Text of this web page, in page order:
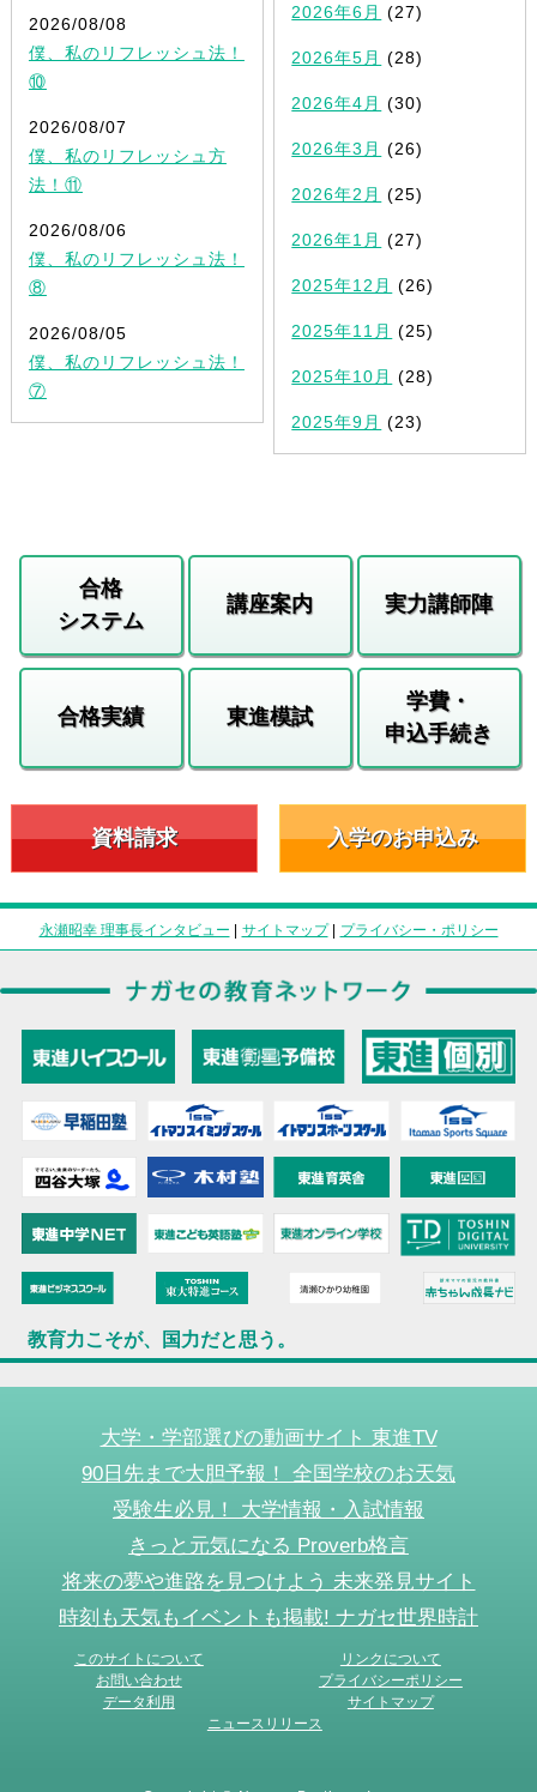
2026/08/08
僕、私のリフレッシュ法！
⑩
2026/08/07
僕、私のリフレッシュ方
法！⑪
2026/08/06
僕、私のリフレッシュ法！
⑧
2026/08/05
僕、私のリフレッシュ法！
⑦
2026年6月 (27)
2026年5月 (28)
2026年4月 (30)
2026年3月 (26)
2026年2月 (25)
2026年1月 (27)
2025年12月 (26)
2025年11月 (25)
2025年10月 (28)
2025年9月 (23)
合格
システム
講座案内 実力講師陣
合格実績 東進模試
学費・
申込手続き
資料請求 入学のお申込み
永瀬昭幸 理事長インタビュー | サイトマップ| プライバシー・ポリシー
教育力こそが、国力だと思う。
大学・学部選びの動画サイト 東進TV
90日先まで大胆予報！ 全国学校のお天気
受験生必見！ 大学情報・入試情報
きっと元気になる Proverb格言
将来の夢や進路を見つけよう 未来発見サイト
時刻も天気もイベントも掲載! ナガセ世界時計
このサイトについて
リンクについて
お問い合わせ
プライバシーポリシー
データ利用
サイトマップ
ニュースリリース